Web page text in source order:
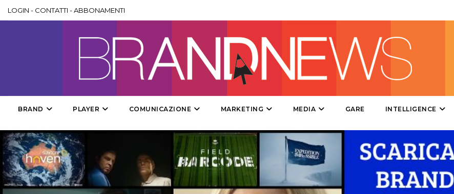
PRODOTTI
PUNTI VENDITA
STRATEGIE
CINEMA
DIGITALE
LOGIN - CONTATTI -ABBONAMENTI
BRAND PLAYER COMUNICAZIONE MARKETING MEDIA GARE INTELLIGENCE